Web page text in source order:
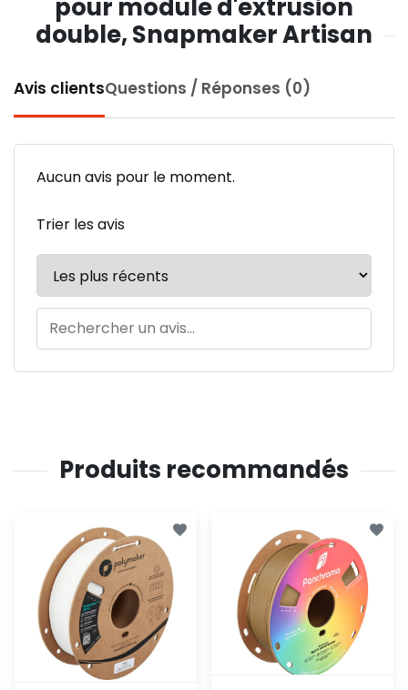
pour module d'extrusion
double, Snapmaker Artisan
Avis clientsQuestions / Réponses (0)
Aucun avis pour le moment.
Trier les avis
Produits recommandés